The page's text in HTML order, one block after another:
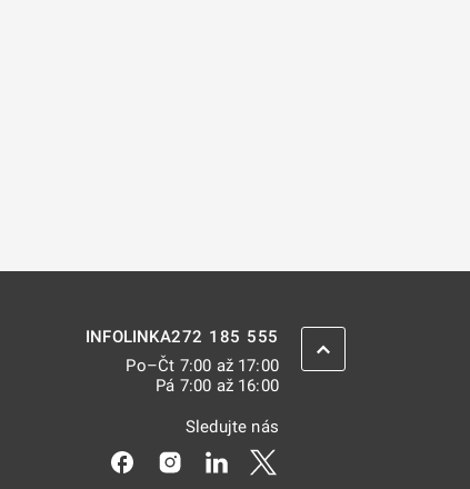
INFOLINKA272 185 555
Po–Čt 7:00 až 17:00
Pá 7:00 až 16:00
Sledujte nás
Odkaz se otevře na nové kartě
Odkaz se otevře na nové kartě
Odkaz se otevře na nové
ZPĚT NAHORU